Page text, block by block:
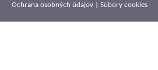
Ochrana osobných údajov
Súbory cookies